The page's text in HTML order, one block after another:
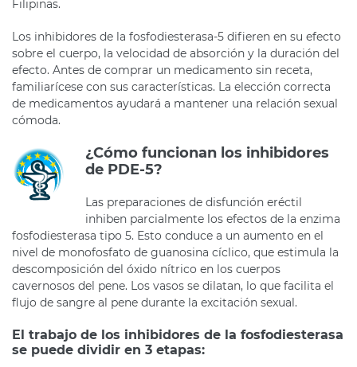
Filipinas.
Los inhibidores de la fosfodiesterasa-5 difieren en su efecto
sobre el cuerpo, la velocidad de absorción y la duración del
efecto. Antes de comprar un medicamento sin receta,
familiarícese con sus características. La elección correcta
de medicamentos ayudará a mantener una relación sexual
cómoda.
¿Cómo funcionan los inhibidores
de PDE-5?
Las preparaciones de disfunción eréctil
inhiben parcialmente los efectos de la enzima
fosfodiesterasa tipo 5. Esto conduce a un aumento en el
nivel de monofosfato de guanosina cíclico, que estimula la
descomposición del óxido nítrico en los cuerpos
cavernosos del pene. Los vasos se dilatan, lo que facilita el
flujo de sangre al pene durante la excitación sexual.
El trabajo de los inhibidores de la fosfodiesterasa
se puede dividir en 3 etapas: